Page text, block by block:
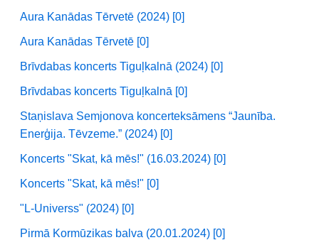
Aura Kanādas Tērvetē (2024) [0]
Aura Kanādas Tērvetē [0]
Brīvdabas koncerts Tiguļkalnā (2024) [0]
Brīvdabas koncerts Tiguļkalnā [0]
Staņislava Semjonova koncerteksāmens “Jaunība.
Enerģija. Tēvzeme.” (2024) [0]
Koncerts "Skat, kā mēs!" (16.03.2024) [0]
Koncerts "Skat, kā mēs!" [0]
"L-Universs" (2024) [0]
Pirmā Kormūzikas balva (20.01.2024) [0]